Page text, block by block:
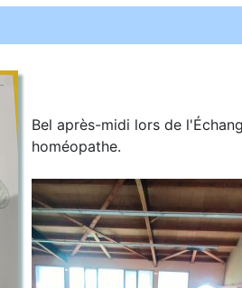
Bel après-midi lors de
homéopathe.